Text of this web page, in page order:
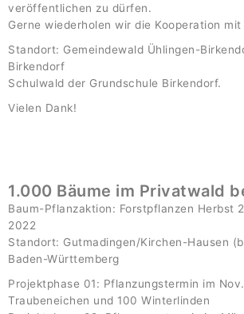
veröffentlichen zu dürfen.
Gerne wiederholen wir die Kooperation mit
Standort: Gemeindewald Ühlingen-
Birkendorf
Schulwald der Grundschule Birkendorf.
Vielen Dank!
1.000 Bäume im Privatwald
Baum-Pflanzaktion: Forstpflanzen Herbst
2022
Standort: Gutmadingen/Kirchen-Hausen
Baden-Württemberg
Projektphase 01: Pflanzungstermin im
Traubeneichen und 100 Winterlinden